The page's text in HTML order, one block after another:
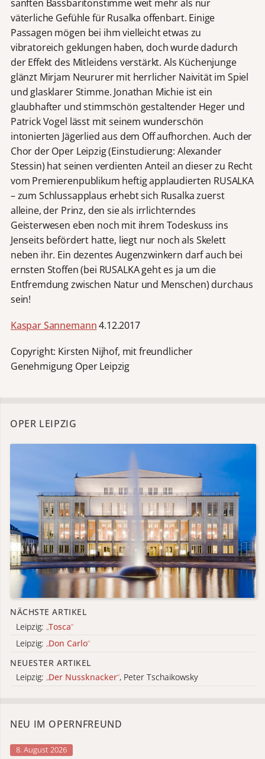
sanften Bassbaritonstimme weit mehr als nur
väterliche Gefühle für Rusalka offenbart. Einige
Passagen mögen bei ihm vielleicht etwas zu
vibratoreich geklungen haben, doch wurde dadurch
der Effekt des Mitleidens verstärkt. Als Küchenjunge
glänzt Mirjam Neururer mit herrlicher Naivität im Spiel
und glasklarer Stimme. Jonathan Michie ist ein
glaubhafter und stimmschön gestaltender Heger und
Patrick Vogel lässt mit seinem wunderschön
intonierten Jägerlied aus dem Off aufhorchen. Auch der
Chor der Oper Leipzig (Einstudierung: Alexander
Stessin) hat seinen verdienten Anteil an dieser zu Recht
vom Premierenpublikum heftig applaudierten RUSALKA
– zum Schlussapplaus erhebt sich Rusalka zuerst
alleine, der Prinz, den sie als irrlichterndes
Geisterwesen eben noch mit ihrem Todeskuss ins
Jenseits befördert hatte, liegt nur noch als Skelett
neben ihr. Ein dezentes Augenzwinkern darf auch bei
ernsten Stoffen (bei RUSALKA geht es ja um die
Entfremdung zwischen Natur und Menschen) durchaus
sein!
Kaspar Sannemann4.12.2017
Copyright: Kirsten Nijhof, mit freundlicher
Genehmigung Oper Leipzig
OPER LEIPZIG
NÄCHSTE ARTIKEL
Leipzig: „Tosca“
Leipzig: „Don Carlo“
NEUESTER ARTIKEL
Leipzig: „Der Nussknacker“, Peter Tschaikowsky
NEU IM OPERNFREUND
8. August 2026